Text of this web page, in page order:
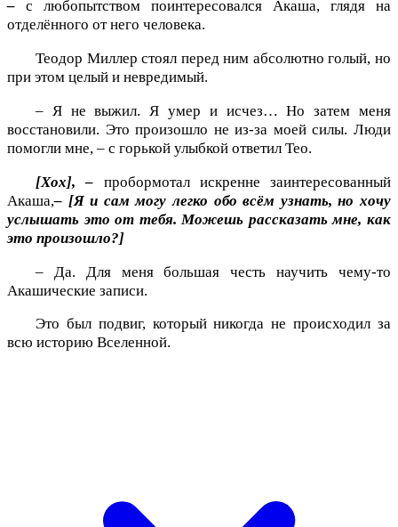
– с любопытством поинтересовался Акаша, глядя на
отделённого от него человека.
Теодор Миллер стоял перед ним абсолютно голый, но
при этом целый и невредимый.
– Я не выжил. Я умер и исчез… Но затем меня
восстановили. Это произошло не из-за моей силы. Люди
помогли мне, – с горькой улыбкой ответил Тео.
[Хох], – пробормотал искренне заинтересованный
Акаша,– [Я и сам могу легко обо всём узнать, но хочу
услышать это от тебя. Можешь рассказать мне, как
это произошло?]
– Да. Для меня большая честь научить чему-то
Акашические записи.
Это был подвиг, который никогда не происходил за
всю историю Вселенной.